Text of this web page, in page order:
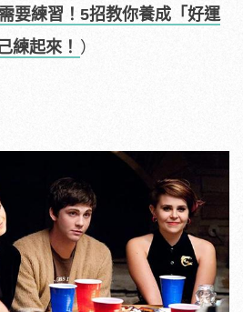
要練習！5招教你養成「好運
練起來！ ）